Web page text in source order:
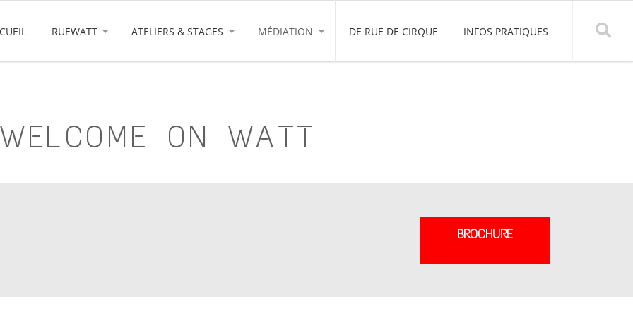
RUEWATT ATELIERS & STAGES MÉDIATION DE RUE DE CIRQUE INFOS PRATIQUES
WELCOME ON WATT
BROCHURE